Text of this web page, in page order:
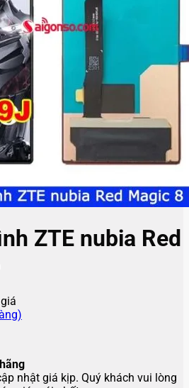
ZTE nubia Red
nhật giá kịp. Quý khách vui lòng